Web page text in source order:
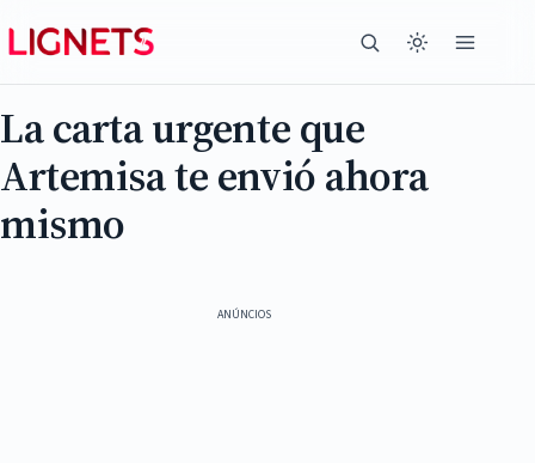
La carta urgente que
Artemisa te envió ahora
mismo
ANÚNCIOS